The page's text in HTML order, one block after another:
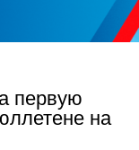
первую
на